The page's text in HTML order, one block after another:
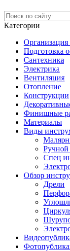
Категории
Организация
Подготовка
Сантехника
Электрика
Вентиляция
Отопление
Конструкции
Финишные
Материалы
Виды
Ручной
Спец
Обзор
Дрели